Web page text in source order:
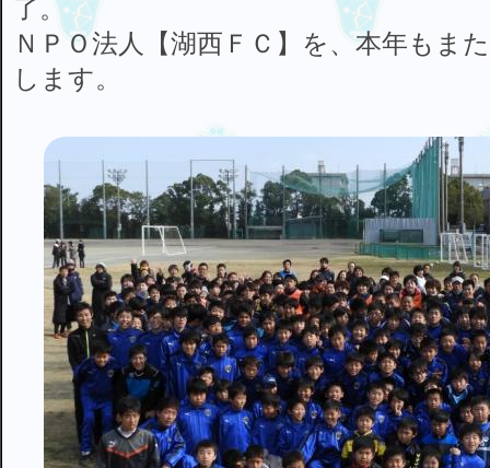
了。
ＮＰＯ法人【湖西ＦＣ】を、本年もま
します。